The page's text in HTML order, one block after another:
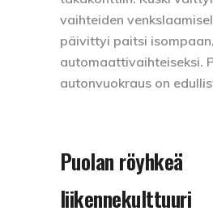
vaihteiden
päivittyi paitsi
automaattivaihteiseksi.
autonvuokraus on
Puolan röyhkeä
liikennekulttuuri